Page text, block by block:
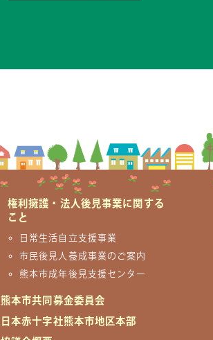
権利擁護・法人後見事業に関する
こと
日常生活自立支援事業
市民後見人養成事業のご案内
熊本市成年後見支援センター
熊本市共同募金委員会
日本赤十字社熊本市地区本部